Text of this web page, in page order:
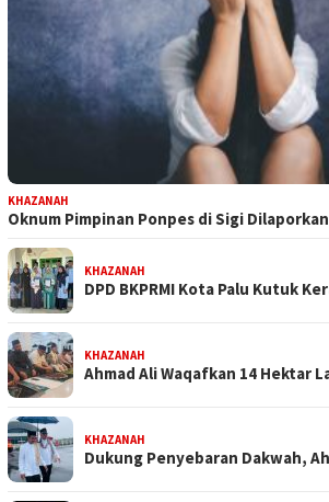
KHAZANAH
Oknum Pimpinan Ponpes di Sigi
KHAZANAH
DPD BKPRMI Kota Palu Kutuk
KHAZANAH
Ahmad Ali Waqafkan 14 Hektar
KHAZANAH
Dukung Penyebaran Dakwah,